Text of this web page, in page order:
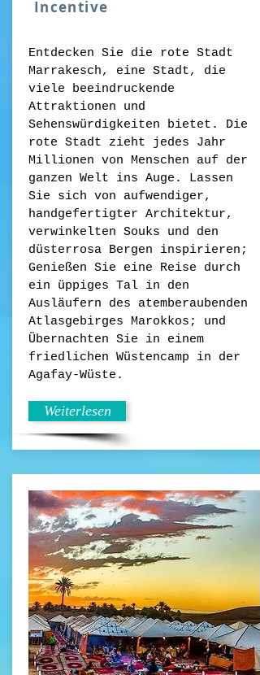
Incentive
Entdecken Sie die rote Stadt
Marrakesch, eine Stadt, die
viele beeindruckende
Attraktionen und
Sehenswürdigkeiten bietet. Die
rote Stadt zieht jedes Jahr
Millionen von Menschen auf der
ganzen Welt ins Auge. Lassen
Sie sich von aufwendiger,
handgefertigter Architektur,
verwinkelten Souks und den
düsterrosa Bergen inspirieren;
Genießen Sie eine Reise durch
ein üppiges Tal in den
Ausläufern des atemberaubenden
Atlasgebirges Marokkos; und
Übernachten Sie in einem
friedlichen Wüstencamp in der
Agafay-Wüste.
Weiterlesen